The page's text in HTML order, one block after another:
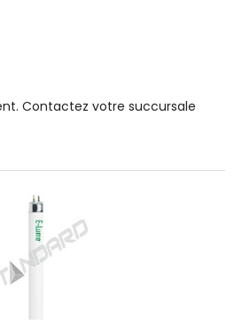
Contactez votre succursale